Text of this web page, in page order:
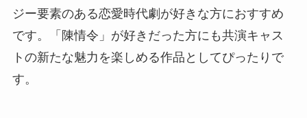
ジー要素のある恋愛時代劇が好きな方におすすめ
です。「陳情令」が好きだった方にも共演キャス
トの新たな魅力を楽しめる作品としてぴったりで
す。